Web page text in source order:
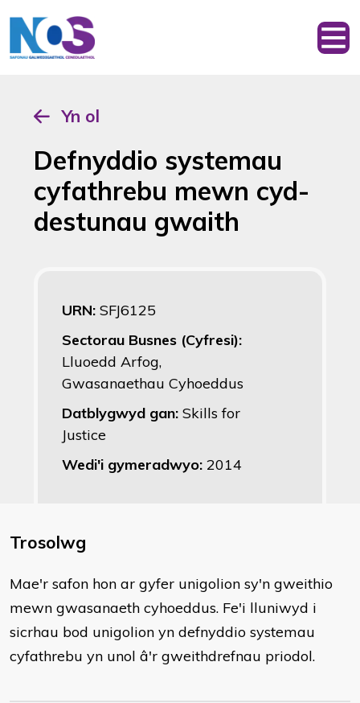
Yn ol
Defnyddio systemau
cyfathrebu mewn cyd-
destunau gwaith
URN: SFJ6125
Sectorau Busnes (Cyfresi):
Lluoedd Arfog,
Gwasanaethau Cyhoeddus
Datblygwyd gan: Skills for
Justice
Wedi'i gymeradwyo: 2014
Trosolwg
​Mae'r safon hon ar gyfer unigolion sy'n gweithio
mewn gwasanaeth cyhoeddus. Fe'i lluniwyd i
sicrhau bod unigolion yn defnyddio systemau
cyfathrebu yn unol â'r gweithdrefnau priodol.